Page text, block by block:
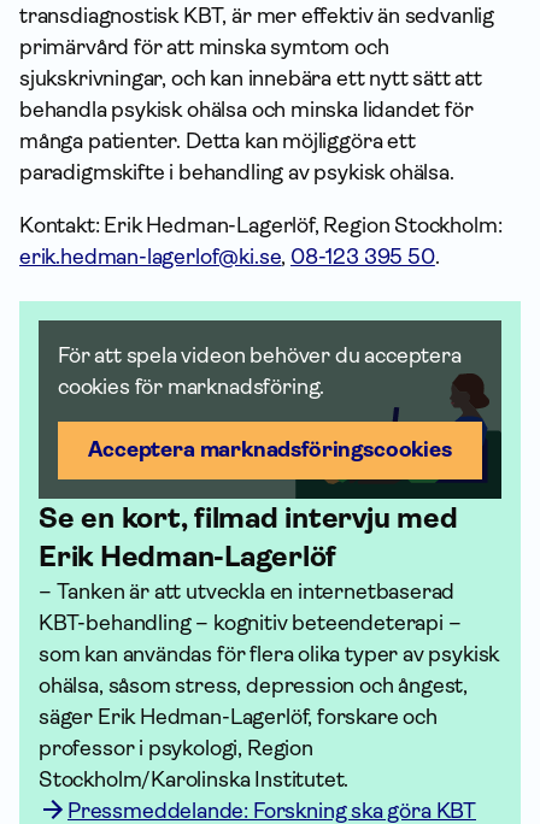
transdiagnostisk KBT, är mer effektiv än sedvanlig
primärvård för att minska symtom och
sjukskrivningar, och kan innebära ett nytt sätt att
behandla psykisk ohälsa och minska lidandet för
många patienter. Detta kan möjliggöra ett
paradigmskifte i behandling av psykisk ohälsa.
Kontakt: Erik Hedman-Lagerlöf, Region Stockholm:
erik.hedman-lagerlof@ki.se, 08-123 395 50.
För att spela videon behöver du acceptera
cookies för marknadsföring.
Acceptera marknadsförings­cookies
Se en kort, filmad intervju med
Erik Hedman-Lagerlöf
– Tanken är att utveckla en internetbaserad
KBT-behandling – kognitiv beteendeterapi –
som kan användas för flera olika typer av psykisk
ohälsa, såsom stress, depression och ångest,
säger Erik Hedman-Lagerlöf, forskare och
professor i psykologi, Region
Stockholm/Karolinska Institutet.
Pressmeddelande: Forskning ska göra KBT